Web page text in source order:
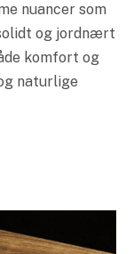
nuancer som
og jordnært
komfort og
naturlige